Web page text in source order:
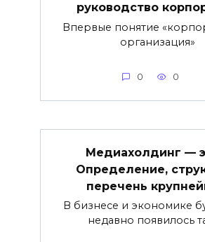
руководство
Впервые понятие
организация»
0 0
Медиахолдинг —
Определение,
перечень
В бизнесе и экономике
недавно появилось